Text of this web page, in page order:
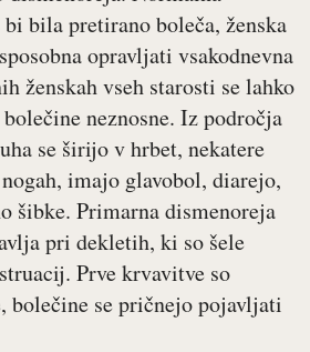
bila pretirano boleča, ženska
opravljati vsakodnevna
ženskah vseh starosti se lahko
neznosne. Iz področja
se širijo v hrbet, nekatere
imajo glavobol, diarejo,
šibke. Primarna dismenoreja
pri dekletih, ki so šele
Prve krvavitve so
bolečine se pričnejo pojavljati